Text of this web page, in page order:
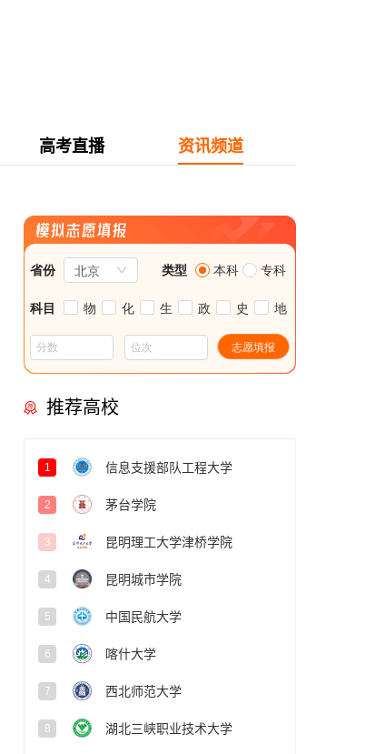
高考直播 资讯频道
推荐高校
1 信息支援部队工程大学
2 茅台学院
3 昆明理工大学津桥学院
4 昆明城市学院
5 中国民航大学
6 喀什大学
7 西北师范大学
8 湖北三峡职业技术大学